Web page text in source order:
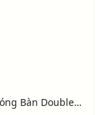
Vợt Bóng Bàn Double Fish 2A-C